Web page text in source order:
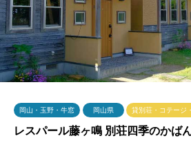
岡山・玉野・牛窓 岡山県 貸別荘・コテージ
レスパール藤ヶ鳴 別荘四季のかば